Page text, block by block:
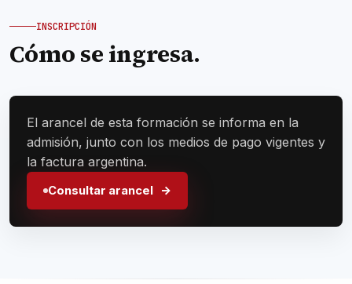
INSCRIPCIÓN
Cómo se ingresa.
El arancel de esta formación se informa en la
admisión, junto con los medios de pago vigentes y
la factura argentina.
Consultar arancel